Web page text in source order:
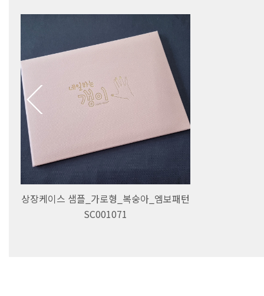
상장케이스 샘플_가로형_복숭아_엠보패턴
SC001071